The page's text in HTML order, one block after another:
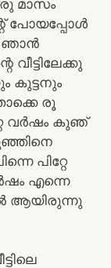
മാസം
പോയപ്പോൾ
ഞാൻ
കുട്ടനും
രൂ
വർഷം കുഞ്
പിറ്റേ
എന്നെ
ആയിരുന്നു